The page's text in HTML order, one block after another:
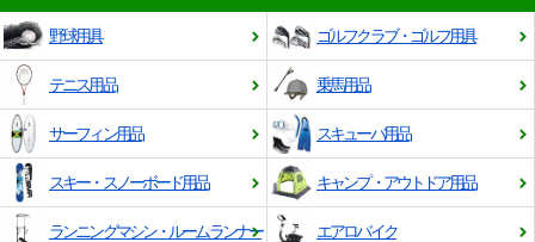
野球用具 ゴルフクラブ・ゴルフ用具
テニス用品 乗馬用品
サーフィン用品 スキューバ用品
スキー・スノーボード用品 キャンプ・アウトドア用品
ランニングマシン・ルームランナー エアロバイク